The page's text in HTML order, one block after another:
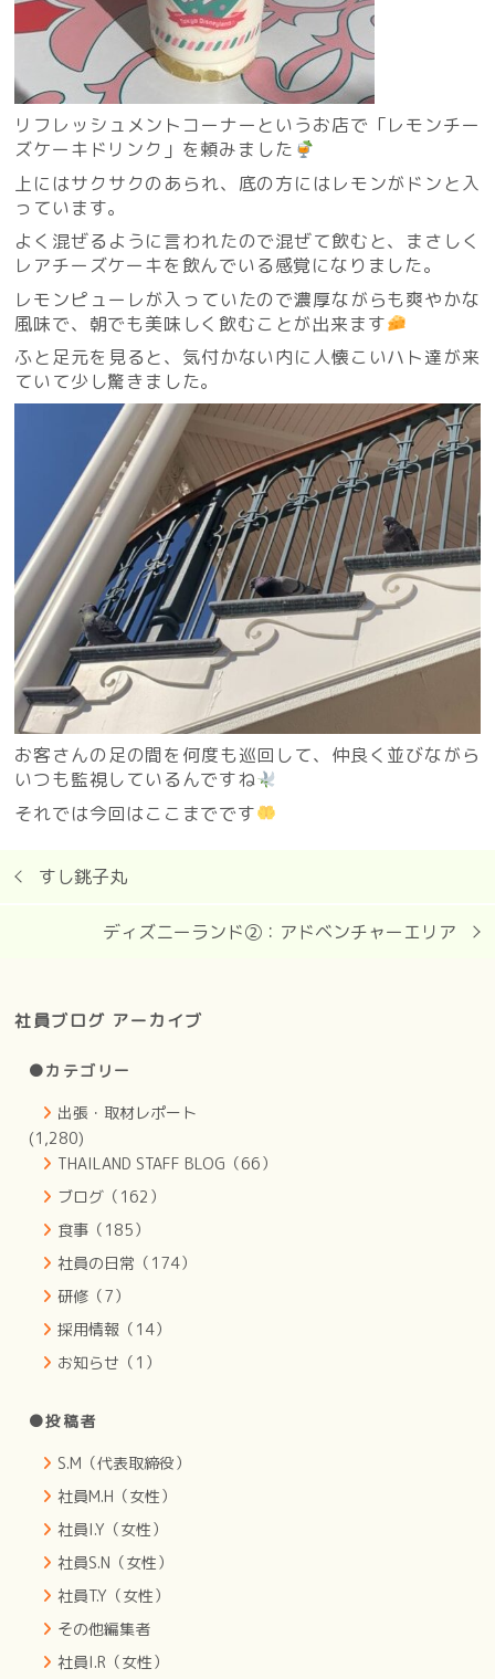
リフレッシュメントコーナーというお店で「レモンチー
ズケーキドリンク」を頼みました
上にはサクサクのあられ、底の方にはレモンがドンと入
っています。
よく混ぜるように言われたので混ぜて飲むと、まさしく
レアチーズケーキを飲んでいる感覚になりました。
レモンピューレが入っていたので濃厚ながらも爽やかな
風味で、朝でも美味しく飲むことが出来ます
ふと足元を見ると、気付かない内に人懐こいハト達が来
ていて少し驚きました。
お客さんの足の間を何度も巡回して、仲良く並びながら
いつも監視しているんですね
それでは今回はここまでです
すし銚子丸
ディズニーランド②：アドベンチャーエリア
社員ブログ アーカイブ
●カテゴリー
出張・取材レポート
(1,280)
THAILAND STAFF BLOG（66）
ブログ（162）
食事（185）
社員の日常（174）
研修（7）
採用情報（14）
お知らせ（1）
●投稿者
S.M（代表取締役）
社員M.H（女性）
社員I.Y（女性）
社員S.N（女性）
社員T.Y（女性）
その他編集者
社員I.R（女性）